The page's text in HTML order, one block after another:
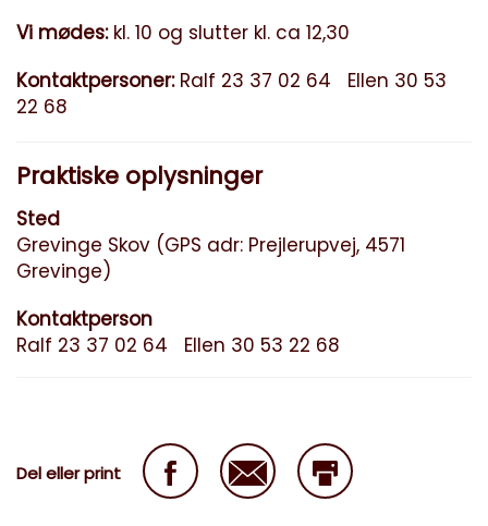
Vi mødes:kl. 10 og slutter kl. ca 12,30
Kontaktpersoner:Ralf 23 37 02 64 Ellen 30 53
22 68
Praktiske oplysninger
Sted
Grevinge Skov (GPS adr: Prejlerupvej, 4571
Grevinge)
Kontaktperson
Ralf 23 37 02 64 Ellen 30 53 22 68
Del eller print